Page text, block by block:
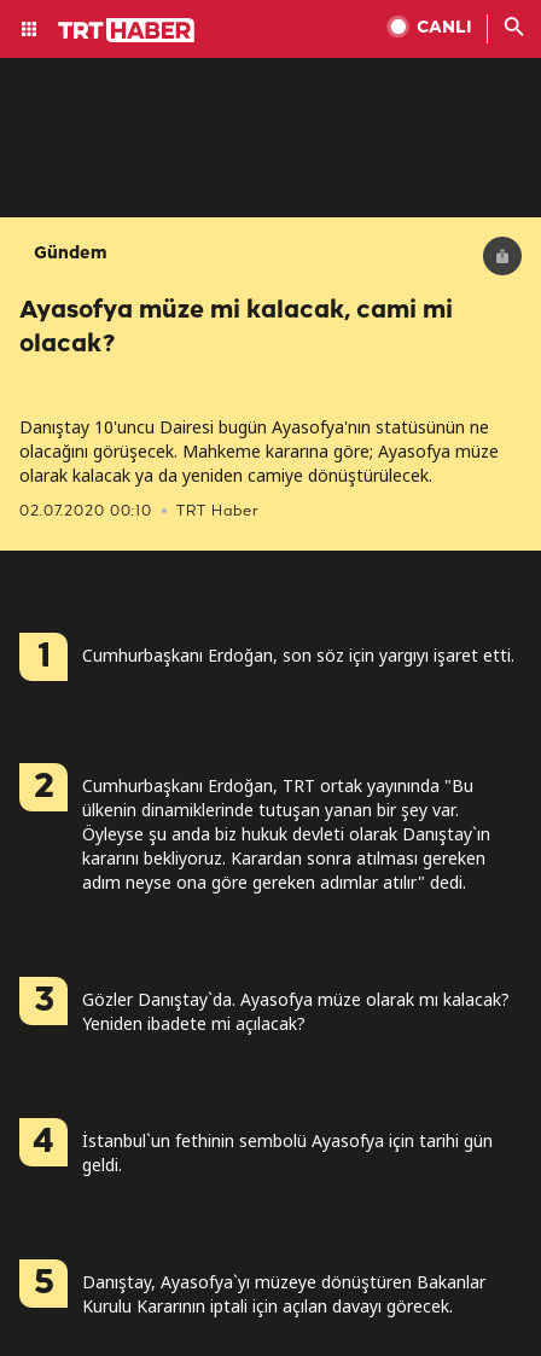
CANLI
Gündem
Ayasofya müze mi kalacak, cami mi
olacak?
02.07.2020 00:10 TRT Haber
Danıştay 10'uncu Dairesi bugün Ayasofya'nın statüsünün ne
olacağını görüşecek. Mahkeme kararına göre; Ayasofya müze
olarak kalacak ya da yeniden camiye dönüştürülecek.
1 Cumhurbaşkanı Erdoğan, son söz için yargıyı işaret etti.
2
Cumhurbaşkanı Erdoğan, TRT ortak yayınında "Bu
ülkenin dinamiklerinde tutuşan yanan bir şey var.
Öyleyse şu anda biz hukuk devleti olarak Danıştay`ın
kararını bekliyoruz. Karardan sonra atılması gereken
adım neyse ona göre gereken adımlar atılır" dedi.
3
Gözler Danıştay`da. Ayasofya müze olarak mı kalacak?
Yeniden ibadete mi açılacak?
4
İstanbul`un fethinin sembolü Ayasofya için tarihi gün
geldi.
5
Danıştay, Ayasofya`yı müzeye dönüştüren Bakanlar
Kurulu Kararının iptali için açılan davayı görecek.